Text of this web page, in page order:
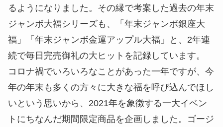
るようになりました。その縁で考案した過去の年末
ジャンボ大福シリーズも、「年末ジャンボ銀座大
福」「年末ジャンボ金運アップル大福」と、2年連
続で毎日完売御礼の大ヒットを記録しています。
コロナ禍でいろいろなことがあった一年ですが、今
年の年末も多くの方々に大きな福を呼び込んでほし
いという思いから、2021年を象徴する一大イベン
トにちなんだ期間限定商品を企画しました。ゴージ